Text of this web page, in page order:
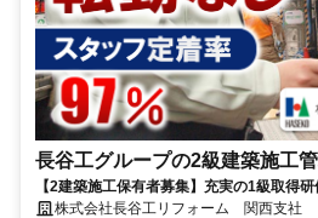
長谷工グループの2級建築施工
【2建築施工保有者募集】充実の1級取得
株式会社長谷工リフォーム 関西支社